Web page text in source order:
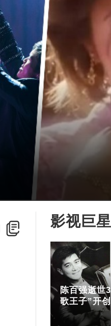
影视巨
陈百强逝世
歌王子”开